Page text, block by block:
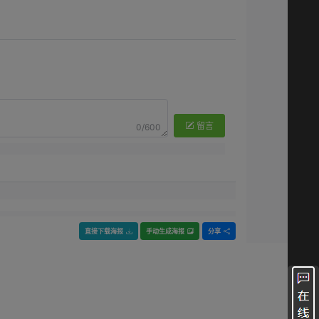
0/600 留言
直接下载海报 手动生成海报 分享